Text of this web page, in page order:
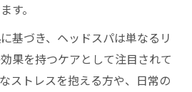
す。
基づき、ヘッドスパは単なるリ
果を持つケアとして注目されて
ストレスを抱える方や、日常の